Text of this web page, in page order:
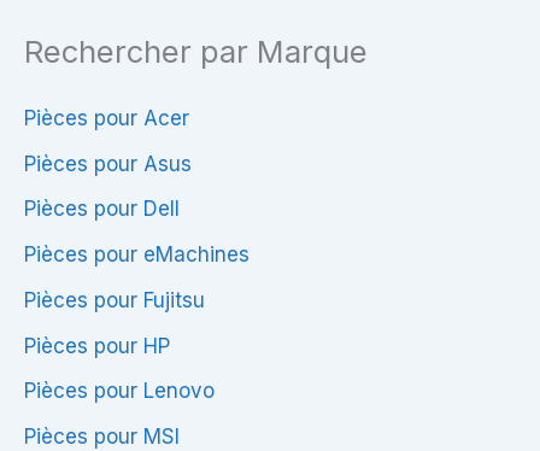
Rechercher par Marque
Pièces pour Acer
Pièces pour Asus
Pièces pour Dell
Pièces pour eMachines
Pièces pour Fujitsu
Pièces pour HP
Pièces pour Lenovo
Pièces pour MSI